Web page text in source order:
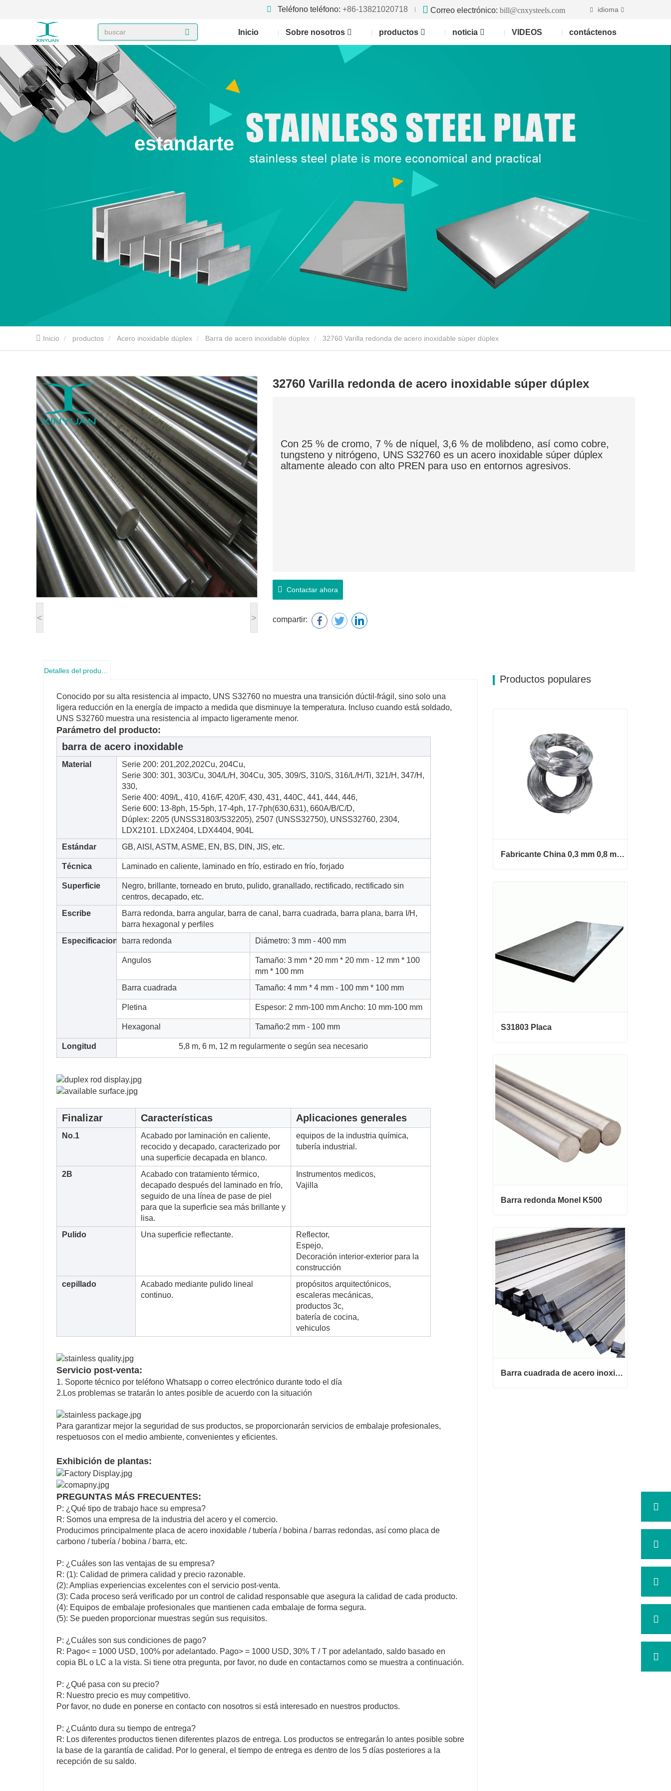
Teléfono teléfono: +86-13821020718 Correo electrónico: bill@cnxysteels.com idioma
Inicio Sobre nosotros productos noticia VIDEOS contáctenos
estandarte
Inicio productos Acero inoxidable dúplex Barra de acero inoxidable dúplex 32760 Varilla redonda de acero inoxidable súper dúplex
< >
32760 Varilla redonda de acero inoxidable súper dúplex
Con 25 % de cromo, 7 % de níquel, 3,6 % de molibdeno, así como cobre,
tungsteno y nitrógeno, UNS S32760 es un acero inoxidable súper dúplex
altamente aleado con alto PREN para uso en entornos agresivos.
Contactar ahora
compartir:
Detalles del producto
Conocido por su alta resistencia al impacto, UNS S32760 no muestra una transición dúctil-frágil, sino solo una
ligera reducción en la energía de impacto a medida que disminuye la temperatura. Incluso cuando está soldado,
UNS S32760 muestra una resistencia al impacto ligeramente menor.
Parámetro del producto:
barra de acero inoxidable
Material
Serie 200: 201,202,202Cu, 204Cu,
Serie 300: 301, 303/Cu, 304/L/H, 304Cu, 305, 309/S, 310/S, 316/L/H/Ti, 321/H, 347/H,
330,
Serie 400: 409/L, 410, 416/F, 420/F, 430, 431, 440C, 441, 444, 446,
Serie 600: 13-8ph, 15-5ph, 17-4ph, 17-7ph(630,631), 660A/B/C/D,
Dúplex: 2205 (UNSS31803/S32205), 2507 (UNSS32750), UNSS32760, 2304,
LDX2101. LDX2404, LDX4404, 904L
Estándar
GB, AISI, ASTM, ASME, EN, BS, DIN, JIS, etc.
Técnica Laminado en caliente, laminado en frío, estirado en frío, forjado
Superficie
Negro, brillante, torneado en bruto, pulido, granallado, rectificado, rectificado sin
centros, decapado, etc.
Escribe
Barra redonda, barra angular, barra de canal, barra cuadrada, barra plana, barra I/H,
barra hexagonal y perfiles
Especificacionesbarra redonda Diámetro: 3 mm - 400 mm
Angulos
Tamaño: 3 mm * 20 mm * 20 mm - 12 mm * 100
mm * 100 mm
Barra cuadrada
Tamaño: 4 mm * 4 mm - 100 mm * 100 mm
Pletina Espesor: 2 mm-100 mm Ancho: 10 mm-100 mm
Hexagonal Tamaño:2 mm - 100 mm
Longitud 5,8 m, 6 m, 12 m regularmente o según sea necesario
Finalizar Características Aplicaciones generales
No.1
Acabado por laminación en caliente,
recocido y decapado, caracterizado por
una superficie decapada en blanco.
equipos de la industria química,
tubería industrial.
2B
Acabado con tratamiento térmico,
decapado después del laminado en frío,
seguido de una línea de pase de piel
para que la superficie sea más brillante y
lisa.
Instrumentos medicos,
Vajilla
Pulido Una superficie reflectante.
Reflector,
Espejo,
Decoración interior-exterior para la
construcción
cepillado
Acabado mediante pulido lineal
continuo.
propósitos arquitectónicos,
escaleras mecánicas,
productos 3c,
batería de cocina,
vehiculos
Servicio post-venta:
1. Soporte técnico por teléfono Whatsapp o correo electrónico durante todo el día
2.Los problemas se tratarán lo antes posible de acuerdo con la situación
Para garantizar mejor la seguridad de sus productos, se proporcionarán servicios de embalaje profesionales,
respetuosos con el medio ambiente, convenientes y eficientes.
Exhibición de plantas:
PREGUNTAS MÁS FRECUENTES:
P: ¿Qué tipo de trabajo hace su empresa?
R: Somos una empresa de la industria del acero y el comercio.
Producimos principalmente placa de acero inoxidable / tubería / bobina / barras redondas, así como placa de
carbono / tubería / bobina / barra, etc.
P: ¿Cuáles son las ventajas de su empresa?
R: (1): Calidad de primera calidad y precio razonable.
(2): Amplias experiencias excelentes con el servicio post-venta.
(3): Cada proceso será verificado por un control de calidad responsable que asegura la calidad de cada producto.
(4): Equipos de embalaje profesionales que mantienen cada embalaje de forma segura.
(5): Se pueden proporcionar muestras según sus requisitos.
P: ¿Cuáles son sus condiciones de pago?
R: Pago< = 1000 USD, 100% por adelantado. Pago> = 1000 USD, 30% T / T por adelantado, saldo basado en
copia BL o LC a la vista. Si tiene otra pregunta, por favor, no dude en contactarnos como se muestra a continuación.
P: ¿Qué pasa con su precio?
R: Nuestro precio es muy competitivo.
Por favor, no dude en ponerse en contacto con nosotros si está interesado en nuestros productos.
P: ¿Cuánto dura su tiempo de entrega?
R: Los diferentes productos tienen diferentes plazos de entrega. Los productos se entregarán lo antes posible sobre
la base de la garantía de calidad. Por lo general, el tiempo de entrega es dentro de los 5 días posteriores a la
recepción de su saldo.
Productos populares
Fabricante China 0,3 mm 0,8 mm 1,25 mm 2 mm Alambre de acero galvanizado
S31803 Placa
S31803 Placa
Contactar ahora
Barra redonda Monel K500
Barra redonda Monel K500
Contactar ahora
Barra cuadrada de acero inoxidable 316